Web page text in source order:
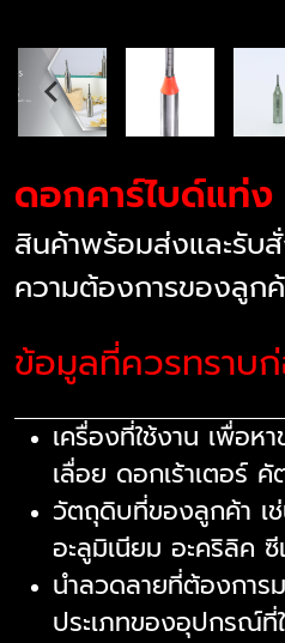
ดอกคาร์ไบด์แท่ง
สินค้าพร้อมส่งและรับ
ความต้องการของลูก
ข้อมูลที่ควรทราบ
เครื่องที่ใช้งาน เพื่อห
เลื่อย ดอกเร้าเตอร์ คั
วัตถุดิบที่ของลูกค้า เ
อะลูมิเนียม อะคริลิค
นำลวดลายที่ต้องการ
ประเภทของอุปกรณ์ที่